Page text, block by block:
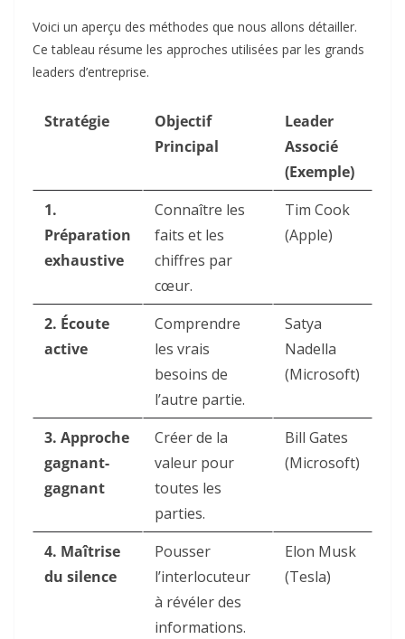
Voici un aperçu des méthodes que nous allons détailler.
Ce tableau résume les approches utilisées par les grands
leaders d’entreprise.
Stratégie
Objectif
Principal
Leader
Associé
(Exemple)
1.
Préparation
exhaustive
Connaître les
faits et les
chiffres par
cœur.
Tim Cook
(Apple)
2. Écoute
active
Comprendre
les vrais
besoins de
l’autre partie.
Satya
Nadella
(Microsoft)
3. Approche
gagnant-
gagnant
Créer de la
valeur pour
toutes les
parties.
Bill Gates
(Microsoft)
4. Maîtrise
du silence
Pousser
l’interlocuteur
à révéler des
informations.
Elon Musk
(Tesla)